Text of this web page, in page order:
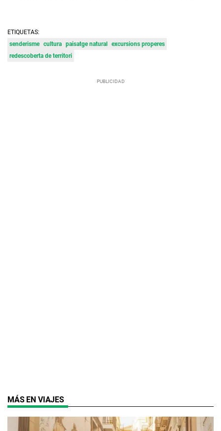
ETIQUETAS:
senderisme cultura paisatge natural excursions properes
redescoberta de territori
MÁS EN VIAJES